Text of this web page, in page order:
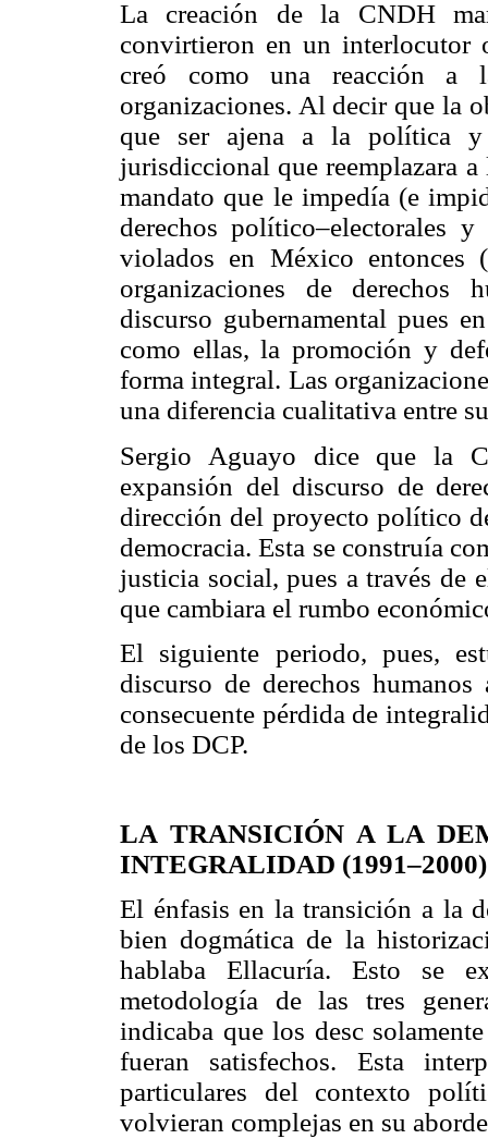
La creación de la CNDH
convirtieron en un
creó como una reacción a
organizaciones. Al decir que la
que ser ajena a la política
jurisdiccional que reemplazara
mandato que le impedía (e
derechos político–electorales
violados en México entonces
organizaciones de derechos
discurso gubernamental pues
como ellas, la promoción y
forma integral. Las
una diferencia cualitativa entre
Sergio Aguayo dice que la
expansión del discurso de
dirección del proyecto político
democracia. Esta se construía
justicia social, pues a través de
que cambiara el rumbo
El siguiente periodo, pues,
discurso de derechos
consecuente pérdida de
de los DCP.
LA TRANSICIÓN A LA
INTEGRALIDAD (1991–2000)
El énfasis en la transición a la
bien dogmática de la
hablaba Ellacuría. Esto se
metodología de las tres
indicaba que los desc
fueran satisfechos. Esta
particulares del contexto
volvieran complejas en su